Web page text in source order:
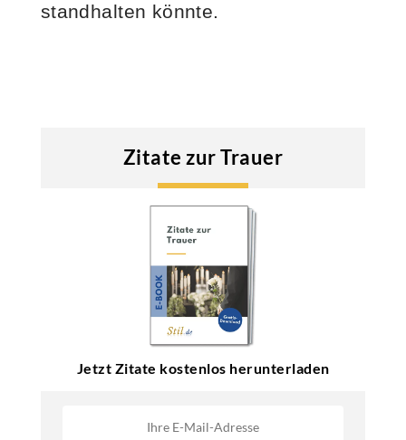
standhalten könnte.